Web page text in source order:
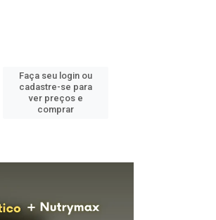
Faça seu login ou
cadastre-se para
ver preços e
comprar